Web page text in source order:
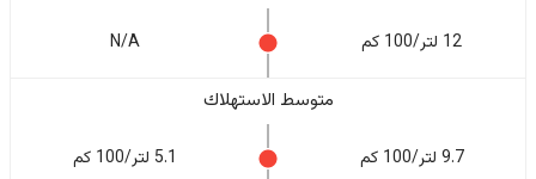
12 لتر/100 كم N/A
متوسط الاستهلاك
9.7 لتر/100 كم 5.1 لتر/100 كم